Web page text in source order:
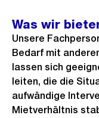
Was wir
Unsere
Bedarf mit
lassen sich
leiten, die die
aufwändige
Mietverhältnis